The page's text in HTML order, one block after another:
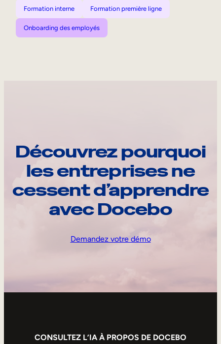
Formation interne Formation première ligne
Onboarding des employés
Découvrez pourquoi
les entreprises ne
cessent d’apprendre
avec Docebo
Demandez votre démo
CONSULTEZ L’IA À PROPOS DE DOCEBO